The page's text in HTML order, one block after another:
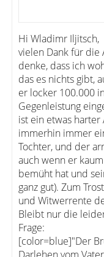
Hi Wladimr Iljitsch,
vielen Dank für
denke, dass ich
das es nichts gibt,
er locker 100.000
Gegenleistung
ist ein etwas
immerhin immer
Tochter, und der
auch wenn er
bemüht hat und
ganz gut). Zum
und Witwerrente
Bleibt nur die
Frage:
[color=blue]"Der